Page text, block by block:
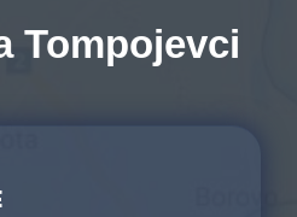
Tompojevci